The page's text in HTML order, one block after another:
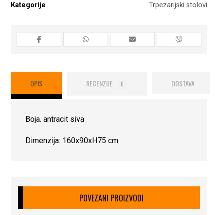
Kategorije Trpezarijski stolovi
OPIS RECENZIJE 0 DOSTAVA
Boja. antracit siva
Dimenzija: 160x90xH75 cm
POVEZANI PROIZVODI